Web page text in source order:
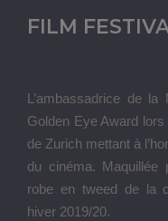
FILM
L’ambassadrice de
Golden Eye Award
de Zurich mettant à
du cinéma. Maquillée
robe en tweed de la
hiver 2019/20.